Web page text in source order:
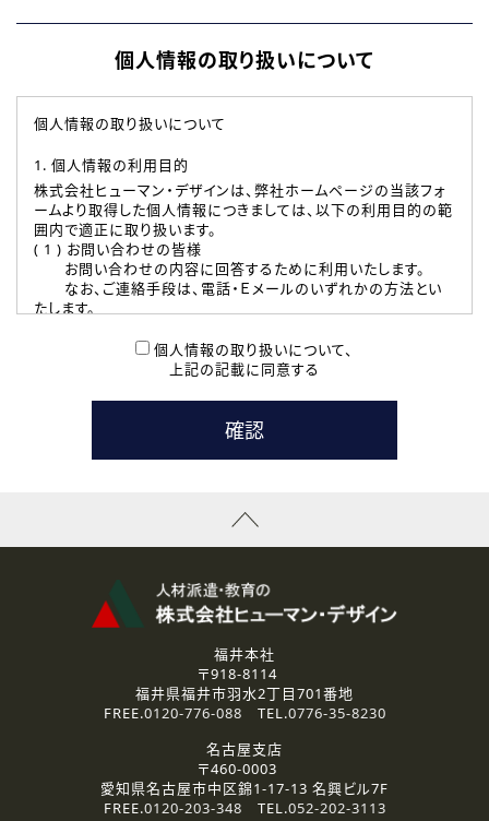
個人情報の取り扱いについて
個人情報の取り扱いについて
1. 個人情報の利用目的
株式会社ヒューマン・デザインは、弊社ホームページの当該フォ
ームより取得した個人情報につきましては、以下の利用目的の範
囲内で適正に取り扱います。
( 1 ) お問い合わせの皆様
お問い合わせの内容に回答するために利用いたします。
なお、ご連絡手段は、電話・Ｅメールのいずれかの方法とい
たします。
本登録に関するご連絡および本登録時の参考情報として利
たします。
( 3 ) スタッフ派遣を検討されている企業の皆様
お問い合わせの内容に回答するために利用いたします。
なお、ご連絡手段は、電話・Ｅメールのいずれかの方法とい
資料送付、受講相談に関するご連絡のために利用いたしま
その他、お問い合わせの内容に回答するために利用いたし
なお、ご連絡手段は、電話・Ｅメールのいずれかの方法とい
2.個人情報の第三者提供
ご提供いただいた個人情報は、法令等の規定に従う場合を除き、
3.個人情報の取り扱いの委託
弊社の定める個人情報保護の評価基準を満たした委託先に、個
人情報を委託する場合があります。
個人情報の取り扱いについて、
上記の記載に同意する
福井本社
〒918-8114
福井県福井市羽水2丁目701番地
FREE.0120-776-088 TEL.0776-35-8230
名古屋支店
〒460-0003
愛知県名古屋市中区錦1-17-13 名興ビル7F
FREE.0120-203-348 TEL.052-202-3113